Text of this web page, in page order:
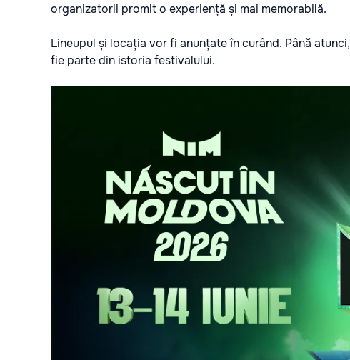
organizatorii promit o experiență și mai memorabilă.
Lineupul și locația vor fi anunțate în curând. Până atunci,
fie parte din istoria festivalului.